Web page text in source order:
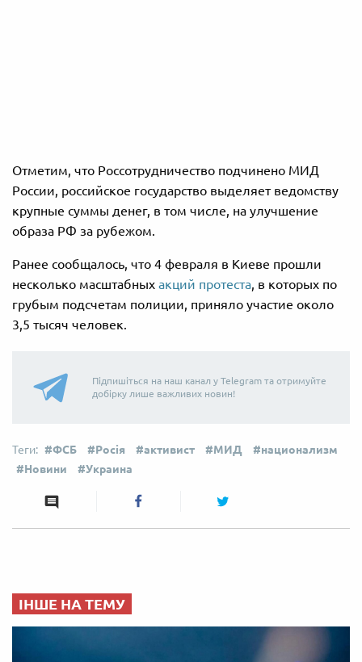
Отметим, что Россотрудничество подчинено МИД
России, российское государство выделяет ведомству
крупные суммы денег, в том числе, на улучшение
образа РФ за рубежом.
Ранее сообщалось, что 4 февраля в Киеве прошли
несколько масштабных акций протеста, в которых по
грубым подсчетам полиции, приняло участие около
3,5 тысяч человек.
Підпишіться на наш канал у Telegram та отримуйте
добірку лише важливих новин!
ФСБ Росія активист МИД
национализм
Новини
Украина
ІНШЕ НА ТЕМУ